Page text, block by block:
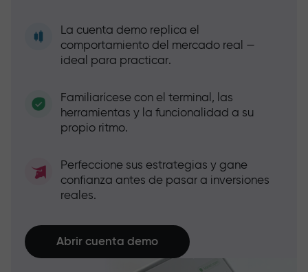
La cuenta demo replica el
comportamiento del mercado real —
ideal para practicar.
Familiarícese con el terminal, las
herramientas y la funcionalidad a su
propio ritmo.
Perfeccione sus estrategias y gane
confianza antes de pasar a inversiones
reales.
Abrir cuenta demo